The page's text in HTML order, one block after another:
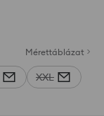
Mérettáblázat
XXL